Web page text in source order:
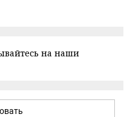
на наши